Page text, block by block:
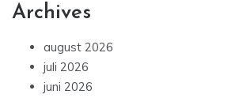
Archives
august 2026
juli 2026
juni 2026